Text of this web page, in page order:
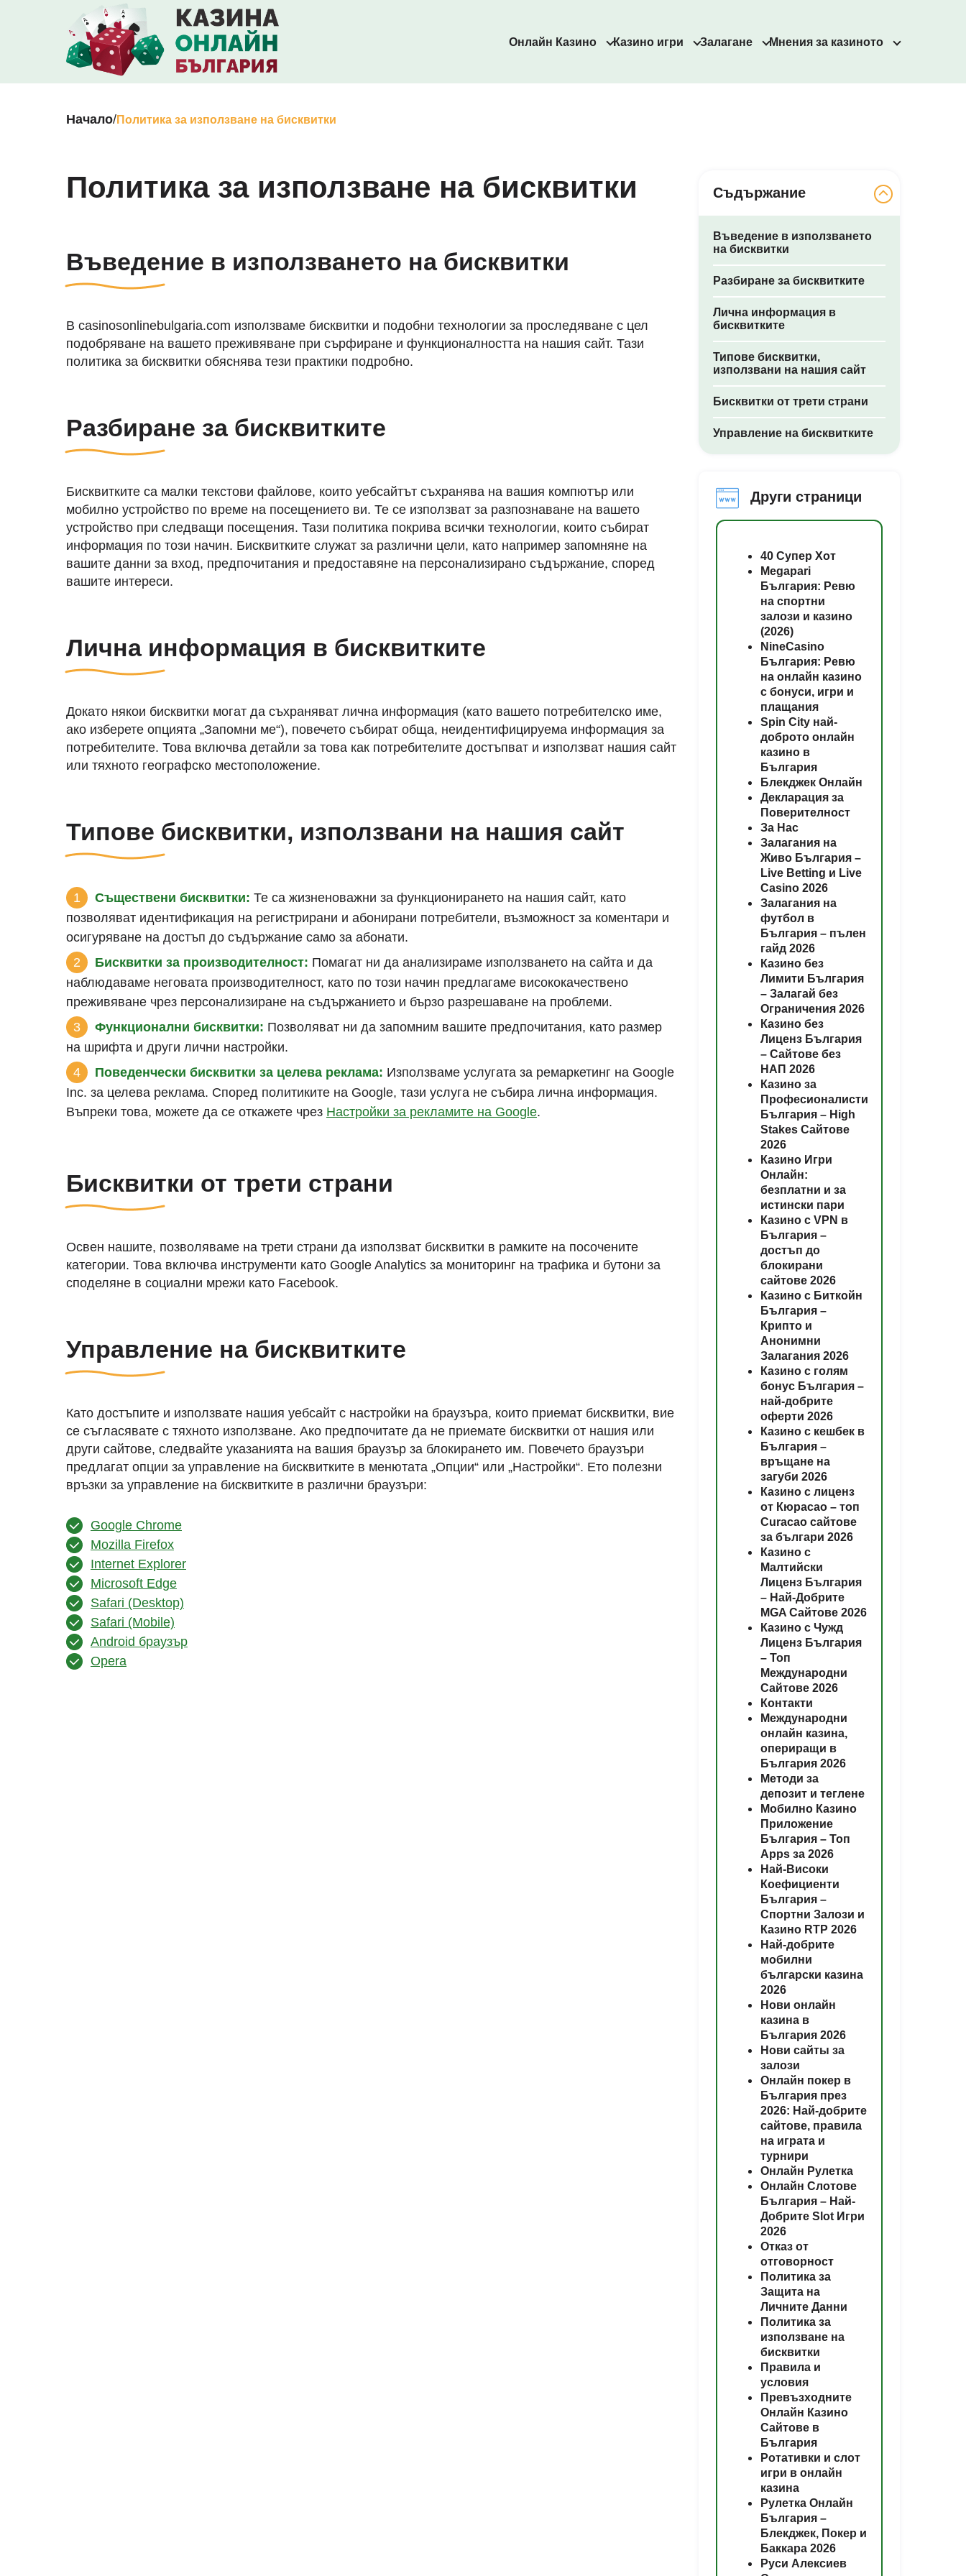
Онлайн Казино Казино игри Залагане Мнения за казиното
Начало/Политика за използване на бисквитки
Политика за използване на бисквитки
Въведение в използването на бисквитки
В casinosonlinebulgaria.com използваме бисквитки и подобни технологии за проследяване с цел
подобряване на вашето преживяване при сърфиране и функционалността на нашия сайт. Тази
политика за бисквитки обяснява тези практики подробно.
Разбиране за бисквитките
Бисквитките са малки текстови файлове, които уебсайтът съхранява на вашия компютър или
мобилно устройство по време на посещението ви. Те се използват за разпознаване на вашето
устройство при следващи посещения. Тази политика покрива всички технологии, които събират
информация по този начин. Бисквитките служат за различни цели, като например запомняне на
вашите данни за вход, предпочитания и предоставяне на персонализирано съдържание, според
вашите интереси.
Лична информация в бисквитките
Докато някои бисквитки могат да съхраняват лична информация (като вашето потребителско име,
ако изберете опцията „Запомни ме“), повечето събират обща, неидентифицируема информация за
потребителите. Това включва детайли за това как потребителите достъпват и използват нашия сайт
или тяхното географско местоположение.
Типове бисквитки, използвани на нашия сайт
Съществени бисквитки: Те са жизненоважни за функционирането на нашия сайт, като
позволяват идентификация на регистрирани и абонирани потребители, възможност за коментари и
осигуряване на достъп до съдържание само за абонати.
Бисквитки за производителност: Помагат ни да анализираме използването на сайта и да
наблюдаваме неговата производителност, като по този начин предлагаме висококачествено
преживяване чрез персонализиране на съдържанието и бързо разрешаване на проблеми.
Функционални бисквитки: Позволяват ни да запомним вашите предпочитания, като размер
на шрифта и други лични настройки.
Поведенчески бисквитки за целева реклама: Използваме услугата за ремаркетинг на Google
Inc. за целева реклама. Според политиките на Google, тази услуга не събира лична информация.
Въпреки това, можете да се откажете чрез Настройки за рекламите на Google.
Бисквитки от трети страни
Освен нашите, позволяваме на трети страни да използват бисквитки в рамките на посочените
категории. Това включва инструменти като Google Analytics за мониторинг на трафика и бутони за
споделяне в социални мрежи като Facebook.
Управление на бисквитките
Като достъпите и използвате нашия уебсайт с настройки на браузъра, които приемат бисквитки, вие
се съгласявате с тяхното използване. Ако предпочитате да не приемате бисквитки от нашия или
други сайтове, следвайте указанията на вашия браузър за блокирането им. Повечето браузъри
предлагат опции за управление на бисквитките в менютата „Опции“ или „Настройки“. Ето полезни
връзки за управление на бисквитките в различни браузъри:
Google Chrome
Mozilla Firefox
Internet Explorer
Microsoft Edge
Safari (Desktop)
Safari (Mobile)
Android браузър
Opera
Съдържание
Въведение в използването
на бисквитки
Разбиране за бисквитките
Лична информация в
бисквитките
Типове бисквитки,
използвани на нашия сайт
Бисквитки от трети страни
Управление на бисквитките
Други страници
40 Супер Хот
Megapari
България: Ревю
на спортни
залози и казино
(2026)
NineCasino
България: Ревю
на онлайн казино
с бонуси, игри и
плащания
Spin City най-
доброто онлайн
казино в
България
Блекджек Онлайн
Декларация за
Поверителност
За Нас
Залагания на
Живо България –
Live Betting и Live
Casino 2026
Залагания на
футбол в
България – пълен
гайд 2026
Казино без
Лимити България
– Залагай без
Ограничения 2026
Казино без
Лиценз България
– Сайтове без
НАП 2026
Казино за
Професионалисти
България – High
Stakes Сайтове
2026
Казино Игри
Онлайн:
безплатни и за
истински пари
Казино с VPN в
България –
достъп до
блокирани
сайтове 2026
Казино с Биткойн
България –
Крипто и
Анонимни
Залагания 2026
Казино с голям
бонус България –
най-добрите
оферти 2026
Казино с кешбек в
България –
връщане на
загуби 2026
Казино с лиценз
от Кюрасао – топ
Curacao сайтове
за българи 2026
Казино с
Малтийски
Лиценз България
– Най-Добрите
MGA Сайтове 2026
Казино с Чужд
Лиценз България
– Топ
Международни
Сайтове 2026
Контакти
Международни
онлайн казина,
опериращи в
България 2026
Методи за
депозит и теглене
Мобилно Казино
Приложение
България – Топ
Apps за 2026
Най-Високи
Коефициенти
България –
Спортни Залози и
Казино RTP 2026
Най-добрите
мобилни
български казина
2026
Нови онлайн
казина в
България 2026
Нови сайты за
залози
Онлайн покер в
България през
2026: Най-добрите
сайтове, правила
на играта и
турнири
Онлайн Рулетка
Онлайн Слотове
България – Най-
Добрите Slot Игри
2026
Отказ от
отговорност
Политика за
Защита на
Личните Данни
Политика за
използване на
бисквитки
Правила и
условия
Превъзходните
Онлайн Казино
Сайтове в
България
Ротативки и слот
игри в онлайн
казина
Рулетка Онлайн
България –
Блекджек, Покер и
Баккара 2026
Руси Алексиев